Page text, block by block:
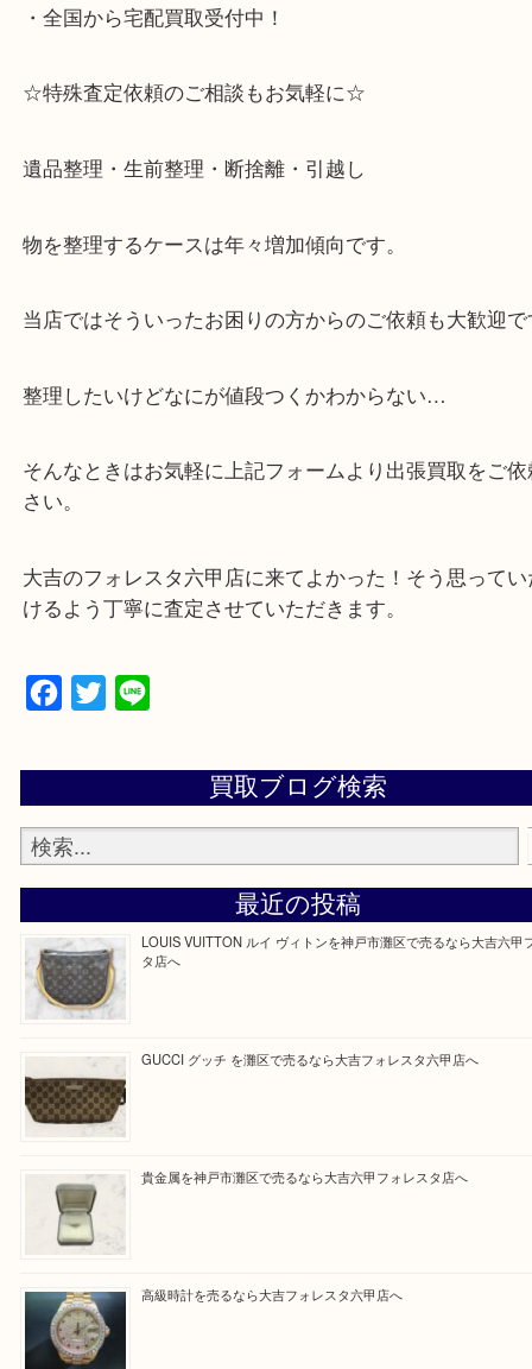
大歓迎です！
・JR六甲道駅を降りてバスローターリーがある側
がございます。
⇒駅を降りて直ぐのフォレスタの入り口はB1とな
・解放感のある店内でゆったりお過ごしいただけま
・出張買取,店頭買取どちらもその場で現金買取で
・全国から宅配買取受付中！
物を整理するケースは年々増加傾向です。
当店ではそういったお困りの方からのご依頼も大歓
整理したいけどなにが値段つくかわからない…
そんなときはお気軽に上記フォームより出張買取を
さい。
大吉のフォレスタ六甲店に来てよかった！そう思っ
けるよう丁寧に査定させていただきます。
Facebook
Twitter
Line
買取ブログ検索